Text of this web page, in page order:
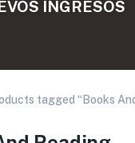
INGRESOS
tagged “Books